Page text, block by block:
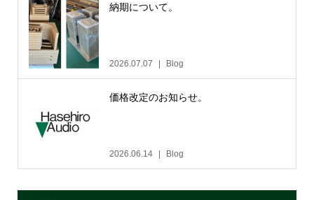
納期について。
2026.07.07 Blog
価格改定のお知らせ。
2026.06.14 Blog